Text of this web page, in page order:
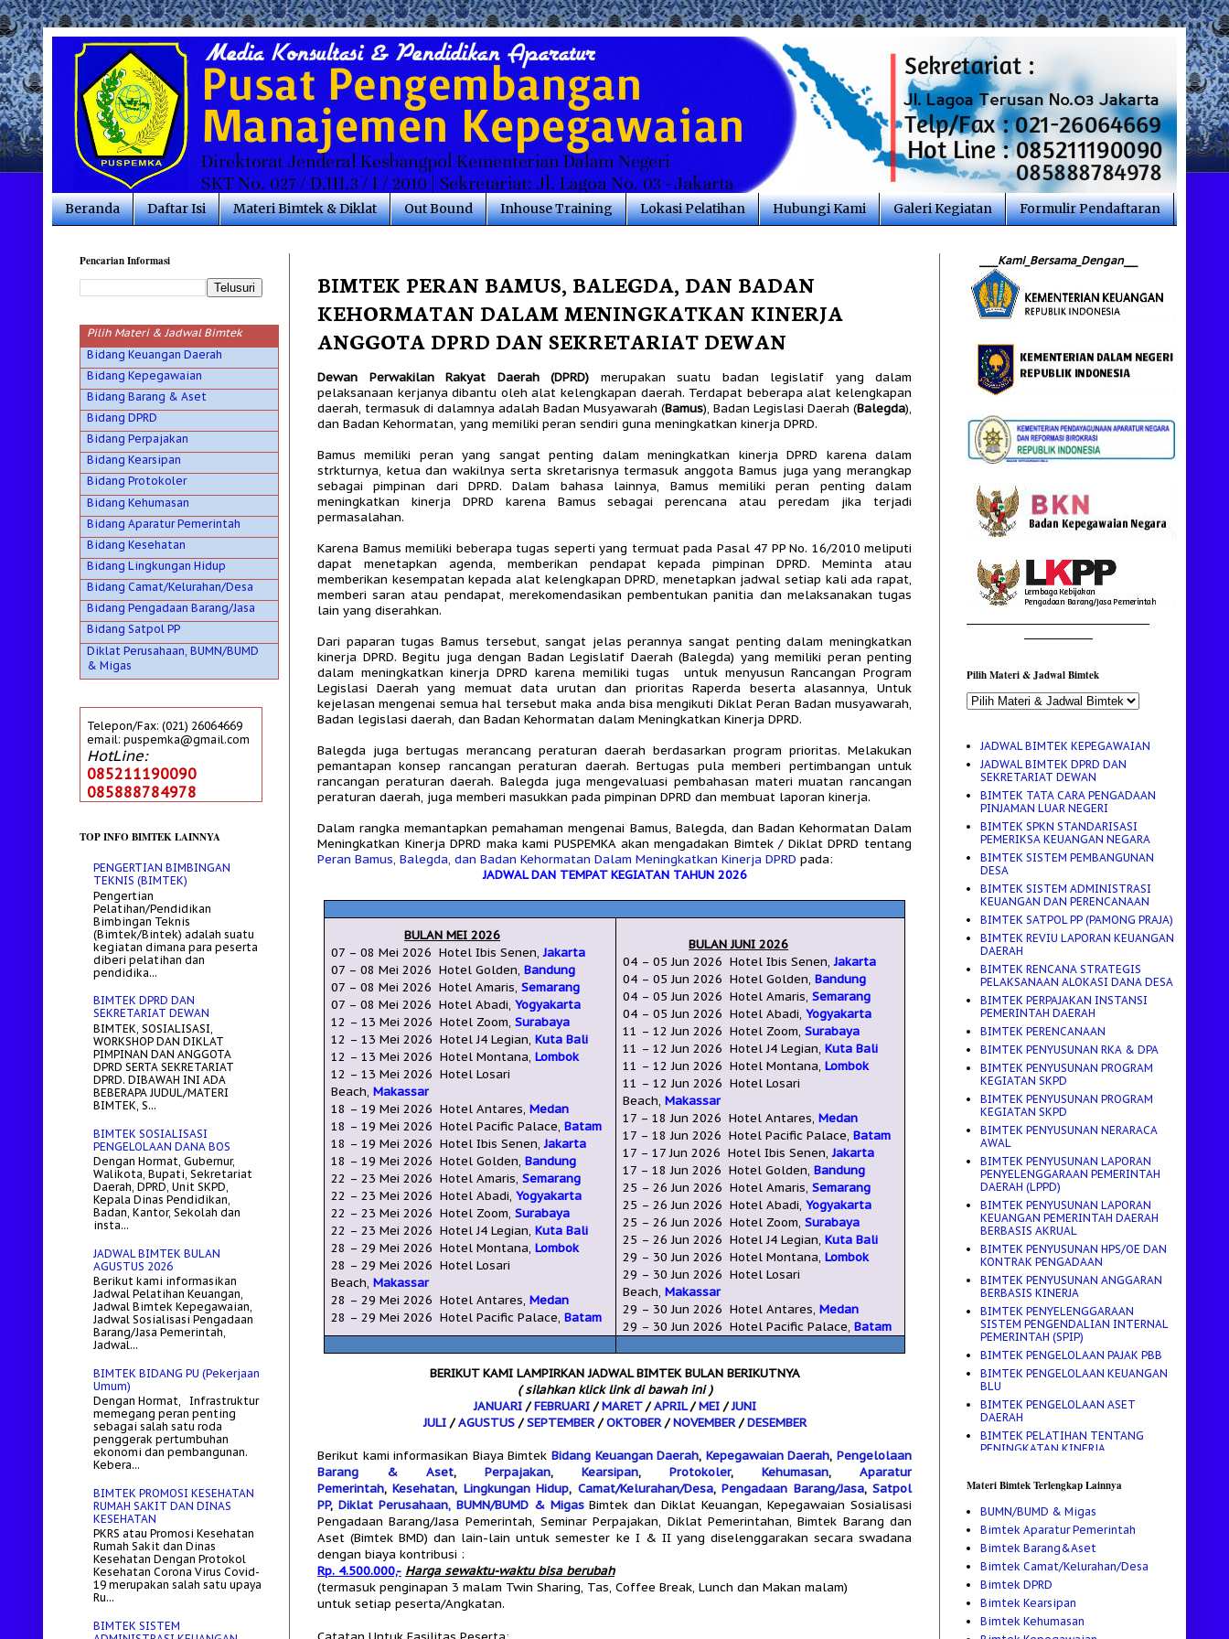
Beranda Daftar Isi Materi Bimtek & Diklat Out Bound Inhouse Training Lokasi Pelatihan Hubungi Kami Galeri Kegiatan Formulir Pendaftaran
BIMTEK PERAN BAMUS, BALEGDA, DAN BADAN
KEHORMATAN DALAM MENINGKATKAN KINERJA
ANGGOTA DPRD DAN SEKRETARIAT DEWAN
Dewan Perwakilan Rakyat Daerah (DPRD) merupakan suatu badan legislatif yang dalam
pelaksanaan kerjanya dibantu oleh alat kelengkapan daerah. Terdapat beberapa alat kelengkapan
daerah, termasuk di dalamnya adalah Badan Musyawarah (Bamus), Badan Legislasi Daerah (Balegda),
dan Badan Kehormatan, yang memiliki peran sendiri guna meningkatkan kinerja DPRD.
Bamus memiliki peran yang sangat penting dalam meningkatkan kinerja DPRD karena dalam
strkturnya, ketua dan wakilnya serta skretarisnya termasuk anggota Bamus juga yang merangkap
sebagai pimpinan dari DPRD. Dalam bahasa lainnya, Bamus memiliki peran penting dalam
meningkatkan kinerja DPRD karena Bamus sebagai perencana atau peredam jika terjadi
permasalahan.
Karena Bamus memiliki beberapa tugas seperti yang termuat pada Pasal 47 PP No. 16/2010 meliputi
dapat menetapkan agenda, memberikan pendapat kepada pimpinan DPRD. Meminta atau
memberikan kesempatan kepada alat kelengkapan DPRD, menetapkan jadwal setiap kali ada rapat,
memberi saran atau pendapat, merekomendasikan pembentukan panitia dan melaksanakan tugas
lain yang diserahkan.
Dari paparan tugas Bamus tersebut, sangat jelas perannya sangat penting dalam meningkatkan
kinerja DPRD. Begitu juga dengan Badan Legislatif Daerah (Balegda) yang memiliki peran penting
dalam meningkatkan kinerja DPRD karena memiliki tugas untuk menyusun Rancangan Program
Legislasi Daerah yang memuat data urutan dan prioritas Raperda beserta alasannya, Untuk
kejelasan mengenai semua hal tersebut maka anda bisa mengikuti Diklat Peran Badan musyawarah,
Badan legislasi daerah, dan Badan Kehormatan dalam Meningkatkan Kinerja DPRD.
Balegda juga bertugas merancang peraturan daerah berdasarkan program prioritas. Melakukan
pemantapan konsep rancangan peraturan daerah. Bertugas pula memberi pertimbangan untuk
rancangan peraturan daerah. Balegda juga mengevaluasi pembahasan materi muatan rancangan
peraturan daerah, juga memberi masukkan pada pimpinan DPRD dan membuat laporan kinerja.
Dalam rangka memantapkan pemahaman mengenai Bamus, Balegda, dan Badan Kehormatan Dalam
Meningkatkan Kinerja DPRD maka kami PUSPEMKA akan mengadakan Bimtek / Diklat DPRD tentang
Peran Bamus, Balegda, dan Badan Kehormatan Dalam Meningkatkan Kinerja DPRD pada:
JADWAL DAN TEMPAT KEGIATAN TAHUN 2026
BULAN MEI 2026
07 –08 Mei 2026Hotel Ibis Senen,Jakarta
07 –08 Mei 2026Hotel Golden,Bandung
07 –08 Mei 2026 Hotel Amaris,Semarang
07 –08 Mei 2026Hotel Abadi,Yogyakarta
12 – 13 Mei 2026Hotel Zoom,Surabaya
12 –13 Mei 2026Hotel J4 Legian,Kuta Bali
12 –13 Mei 2026Hotel Montana,Lombok
12 –13 Mei 2026 Hotel Losari
Beach,Makassar
18 –19 Mei 2026Hotel Antares,Medan
18 –19 Mei 2026 Hotel Pacific Palace,Batam
18 –19 Mei 2026 Hotel Ibis Senen,Jakarta
18 – 19 Mei 2026 Hotel Golden,Bandung
22 – 23 Mei 2026 Hotel Amaris,Semarang
22 –23 Mei 2026 Hotel Abadi,Yogyakarta
22 – 23 Mei 2026 Hotel Zoom,Surabaya
22 –23 Mei 2026 Hotel J4 Legian,Kuta Bali
28 – 29 Mei 2026 HotelMontana,Lombok
28 – 29 Mei 2026 Hotel Losari
Beach,Makassar
28 – 29 Mei 2026 Hotel Antares,Medan
28 – 29 Mei 2026 Hotel Pacific Palace,Batam
BULAN JUNI 2026
04 –05 Jun 2026 Hotel Ibis Senen,Jakarta
04 – 05 Jun 2026 Hotel Golden,Bandung
04 – 05 Jun 2026 Hotel Amaris,Semarang
04 –05 Jun 2026 Hotel Abadi,Yogyakarta
11 –12 Jun 2026 Hotel Zoom,Surabaya
11 –12Jun 2026 Hotel J4 Legian,Kuta Bali
11 –12 Jun 2026 HotelMontana,Lombok
11 –12 Jun 2026 Hotel Losari
Beach,Makassar
17 –18 Jun 2026 Hotel Antares,Medan
17 –18 Jun 2026 Hotel Pacific Palace,Batam
17 –17 Jun 2026 Hotel Ibis Senen,Jakarta
17 – 18 Jun 2026 Hotel Golden,Bandung
25 –26 Jun 2026 Hotel Amaris,Semarang
25 –26 Jun 2026 Hotel Abadi,Yogyakarta
25 –26 Jun 2026 Hotel Zoom,Surabaya
25 –26 Jun 2026 Hotel J4 Legian,Kuta Bali
29 – 30 Jun 2026 HotelMontana,Lombok
29 – 30 Jun 2026 Hotel Losari
Beach,Makassar
29 – 30 Jun 2026 Hotel Antares,Medan
29 – 30 Jun 2026Hotel Pacific Palace,Batam
BERIKUT KAMI LAMPIRKAN JADWAL BIMTEK BULAN BERIKUTNYA
( silahkan klick link di bawah ini )
JANUARI/FEBRUARI/MARET/APRIL/MEI/JUNI
JULI/AGUSTUS/SEPTEMBER/OKTOBER/NOVEMBER/DESEMBER
Berikut kami informasikan Biaya Bimtek Bidang Keuangan Daerah, Kepegawaian Daerah,Pengelolaan
Barang & Aset, Perpajakan, Kearsipan, Protokoler, Kehumasan, Aparatur
Pemerintah,Kesehatan, Lingkungan Hidup, Camat/Kelurahan/Desa,Pengadaan Barang/Jasa,Satpol
PP, Diklat Perusahaan, BUMN/BUMD & MigasBimtek dan Diklat Keuangan, Kepegawaian Sosialisasi
Pengadaan Barang/Jasa Pemerintah, Seminar Perpajakan, Diklat Pemerintahan, Bimtek Barang dan
Aset (Bimtek BMD) dan lain-lain untuk semester ke I & II yang diselenggarakan secara swadana
dengan biaya kontribusi :
Rp. 4.500.000,- Harga sewaktu-waktu bisa berubah
(termasuk penginapan 3 malam Twin Sharing, Tas, Coffee Break, Lunch dan Makan malam)
untuk setiap peserta/Angkatan.
Pencarian Informasi
Pilih Materi & Jadwal Bimtek
Bidang Keuangan Daerah
Bidang Kepegawaian
Bidang Barang & Aset
Bidang DPRD
Bidang Perpajakan
Bidang Kearsipan
Bidang Protokoler
Bidang Kehumasan
Bidang Aparatur Pemerintah
Bidang Kesehatan
Bidang Lingkungan Hidup
Bidang Camat/Kelurahan/Desa
Bidang Pengadaan Barang/Jasa
Bidang Satpol PP
Diklat Perusahaan, BUMN/BUMD
& Migas
Telepon/Fax: (021) 26064669
email: puspemka@gmail.com
HotLine:
085211190090
085888784978
TOP INFO BIMTEK LAINNYA
PENGERTIAN BIMBINGAN
TEKNIS (BIMTEK)
Pengertian
Pelatihan/Pendidikan
Bimbingan Teknis
(Bimtek/Bintek) adalah suatu
kegiatan dimana para peserta
diberi pelatihan dan
pendidika...
BIMTEK DPRD DAN
SEKRETARIAT DEWAN
BIMTEK, SOSIALISASI,
WORKSHOP DAN DIKLAT
PIMPINAN DAN ANGGOTA
DPRD SERTA SEKRETARIAT
DPRD. DIBAWAH INI ADA
BEBERAPA JUDUL/MATERI
BIMTEK, S...
BIMTEK SOSIALISASI
PENGELOLAAN DANA BOS
Dengan Hormat, Gubernur,
Walikota, Bupati, Sekretariat
Daerah, DPRD, Unit SKPD,
Kepala Dinas Pendidikan,
Badan, Kantor, Sekolah dan
insta...
JADWAL BIMTEK BULAN
AGUSTUS 2026
Berikut kami informasikan
Jadwal Pelatihan Keuangan,
Jadwal Bimtek Kepegawaian,
Jadwal Sosialisasi Pengadaan
Barang/Jasa Pemerintah,
Jadwal...
BIMTEK BIDANG PU (Pekerjaan
Umum)
Dengan Hormat, Infrastruktur
memegang peran penting
sebagai salah satu roda
penggerak pertumbuhan
ekonomi dan pembangunan.
Kebera...
BIMTEK PROMOSI KESEHATAN
RUMAH SAKIT DAN DINAS
KESEHATAN
PKRS atau Promosi Kesehatan
Rumah Sakit dan Dinas
Kesehatan Dengan Protokol
Kesehatan Corona Virus Covid-
19 merupakan salah satu upaya
Ru...
BIMTEK SISTEM
Kami_Bersama_Dengan___
Pilih Materi & Jadwal Bimtek
JADWAL BIMTEK KEPEGAWAIAN
JADWAL BIMTEK DPRD DAN
SEKRETARIAT DEWAN
BIMTEK TATA CARA PENGADAAN
PINJAMAN LUAR NEGERI
BIMTEK SPKN STANDARISASI
PEMERIKSA KEUANGAN NEGARA
BIMTEK SISTEM PEMBANGUNAN
DESA
BIMTEK SISTEM ADMINISTRASI
KEUANGAN DAN PERENCANAAN
BIMTEK SATPOL PP (PAMONG PRAJA)
BIMTEK REVIU LAPORAN KEUANGAN
DAERAH
BIMTEK RENCANA STRATEGIS
PELAKSANAAN ALOKASI DANA DESA
BIMTEK PERPAJAKAN INSTANSI
PEMERINTAH DAERAH
BIMTEK PERENCANAAN
BIMTEK PENYUSUNAN RKA & DPA
BIMTEK PENYUSUNAN PROGRAM
KEGIATAN SKPD
BIMTEK PENYUSUNAN PROGRAM
KEGIATAN SKPD
BIMTEK PENYUSUNAN NERARACA
AWAL
BIMTEK PENYUSUNAN LAPORAN
PENYELENGGARAAN PEMERINTAH
DAERAH (LPPD)
BIMTEK PENYUSUNAN LAPORAN
KEUANGAN PEMERINTAH DAERAH
BERBASIS AKRUAL
BIMTEK PENYUSUNAN HPS/OE DAN
KONTRAK PENGADAAN
BIMTEK PENYUSUNAN ANGGARAN
BERBASIS KINERJA
BIMTEK PENYELENGGARAAN
SISTEM PENGENDALIAN INTERNAL
PEMERINTAH (SPIP)
BIMTEK PENGELOLAAN PAJAK PBB
BIMTEK PENGELOLAAN KEUANGAN
BLU
BIMTEK PENGELOLAAN ASET
DAERAH
BIMTEK PELATIHAN TENTANG
PENINGKATAN KINERJA,
BIMTEK PELATIHAN PENGELOLAAN
KEUANGAN DAERAH
BIMTEK PELATIHAN MANAJEMEN
PENGELOLAAN ARSIP
BIMTEK PEDOMAN PENYUSUNAN
APBD TAHUN ANGGARAN 2017
BIMTEK PEDOMAN PENGADAAN
ALKES DAN OBAT
BIMTEK MANAJEMEN
KEPROTOKOLAN DAN MASTER OF
Materi Bimtek Terlengkap Lainnya
BUMN/BUMD & Migas
Bimtek Aparatur Pemerintah
Bimtek Barang&Aset
Bimtek Camat/Kelurahan/Desa
Bimtek DPRD
Bimtek Kearsipan
Bimtek Kehumasan